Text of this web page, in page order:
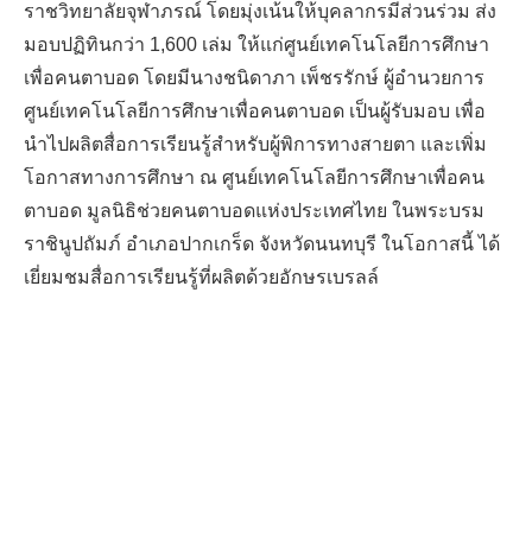
TH
ราชวิทยาลัยจุฬาภรณ์ โดยมุ่งเน้นให้บุคลากรมีส่วนร่วม ส่ง
มอบปฏิทินกว่า 1,600 เล่ม ให้แก่ศูนย์เทคโนโลยีการศึกษา
เพื่อคนตาบอด โดยมีนางชนิดาภา เพ็ชรรักษ์ ผู้อำนวยการ
ศูนย์เทคโนโลยีการศึกษาเพื่อคนตาบอด เป็นผู้รับมอบ เพื่อ
นำไปผลิตสื่อการเรียนรู้สำหรับผู้พิการทางสายตา และเพิ่ม
โอกาสทางการศึกษา ณ ศูนย์เทคโนโลยีการศึกษาเพื่อคน
ตาบอด มูลนิธิช่วยคนตาบอดแห่งประเทศไทย ในพระบรม
ราชินูปถัมภ์ อำเภอปากเกร็ด จังหวัดนนทบุรี ในโอกาสนี้ ได้
เยี่ยมชมสื่อการเรียนรู้ที่ผลิตด้วยอักษรเบรลล์